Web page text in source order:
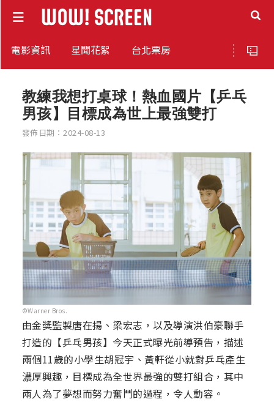
電影資訊 星聞花絮 台北票房
教練我想打桌球！熱血國片【乒乓
男孩】目標成為世上最強雙打
發佈日期：2024-08-13
©Warner Bros.
由金獎監製唐在揚、梁宏志，以及導演洪伯豪聯手
打造的【乒乓男孩】今天正式曝光前導預告，描述
兩個11歲的小學生胡冠宇、黃軒從小就對乒乓產生
濃厚興趣，目標成為全世界最強的雙打組合，其中
兩人為了夢想而努力奮鬥的過程，令人動容。